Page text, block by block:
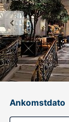
Ankomstdato